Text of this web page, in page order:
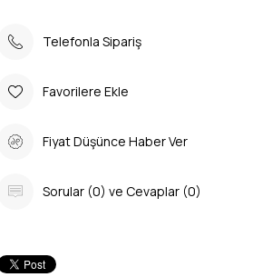
Telefonla Sipariş
Favorilere Ekle
Fiyat Düşünce Haber Ver
Sorular (0) ve Cevaplar (0)